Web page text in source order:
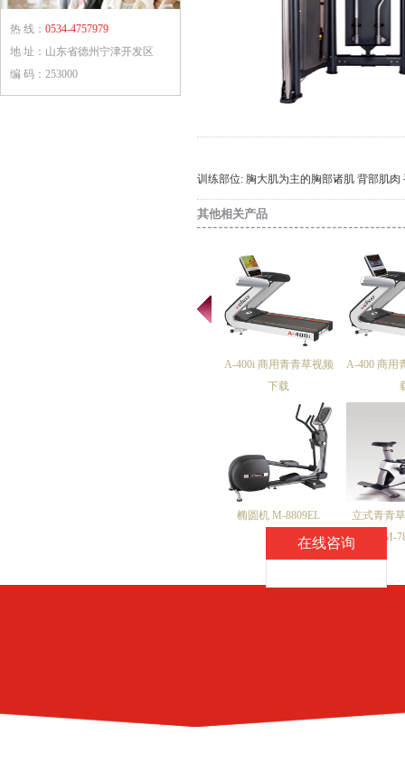
热 线： 0534-4757979
地 址：山东省德州宁津开发区
编 码：253000
训练部位: 胸大肌为主的胸部诸肌 背部肌肉
其他相关产品
A-400i 商用青青草视频
下载
A-400 商用
椭圆机 M-8809EL
立式青青
M-
在线咨询